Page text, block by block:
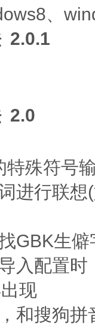
、
2.0
殊符号输
行联想(
生僻
配置时
现
搜狗拼